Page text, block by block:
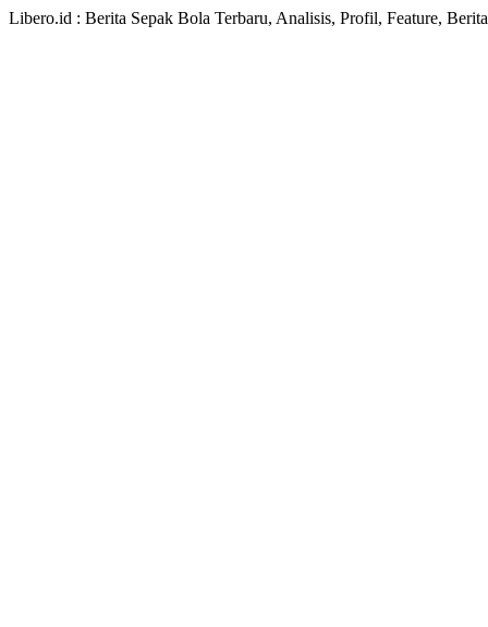
Libero.id : Berita Sepak Bola Terbaru, Analisis, Profil, Feature,